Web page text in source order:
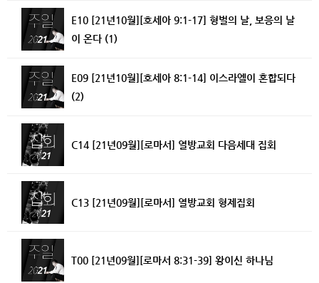
E10 [21년10월][호세아 9:1-17] 형벌의 날, 보응의 날
이 온다 (1)
E09 [21년10월][호세아 8:1-14] 이스라엘이 혼합되다
(2)
C14 [21년09월][로마서] 열방교회 다음세대 집회
C13 [21년09월][로마서] 열방교회 형제집회
T00 [21년09월][로마서 8:31-39] 왕이신 하나님